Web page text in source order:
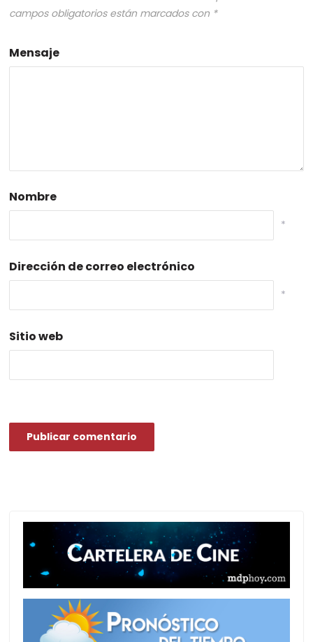
campos obligatorios están marcados con *
Mensaje
Nombre
*
Dirección de correo electrónico
*
Sitio web